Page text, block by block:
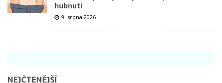
hubnutí
9. srpna 2026
NEJČTENĚJŠÍ